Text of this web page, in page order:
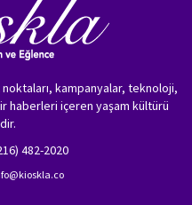
kampanyalar, teknoloji,
haberleri içeren yaşam kültürü
482-2020